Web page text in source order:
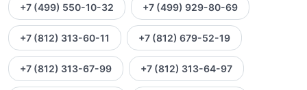
+7 (499) 550-10-32 +7 (499) 929-80-69
+7 (812) 313-60-11 +7 (812) 679-52-19
+7 (812) 313-67-99 +7 (812) 313-64-97